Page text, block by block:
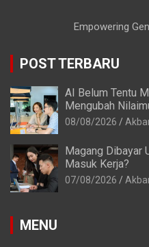
Empowering
POST TERBARU
AI Belum Tentu
Mengubah
08/08/2026
Magang Dibayar
Masuk Kerja?
07/08/2026
MENU